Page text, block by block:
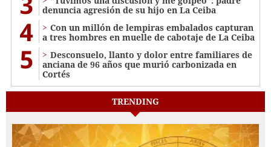
denuncia agresión de su hijo en La Ceiba
4
Con un millón de lempiras embalados capturan
a tres hombres en muelle de cabotaje de La Ceiba
5
​​​​Desconsuelo, llanto y dolor entre familiares de
anciana de 96 años que murió carbonizada en
Cortés
TRENDING